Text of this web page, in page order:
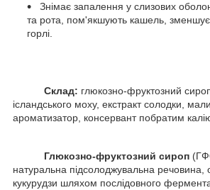
Знімає запалення у слизових
та рота, пом'якшують кашель,
горлі.
Склад: глюкозно-фруктозний
ісландського моху, екстракт солодки,
ароматизатор, консервант побратим
Глюкозно-фруктозний сироп
натуральна підсолоджувальна речовина,
кукурудзи шляхом послідовного